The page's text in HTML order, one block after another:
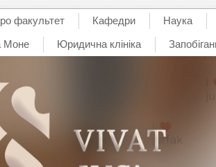
факультет Кафедри
Наука
Моне
Юридична клініка